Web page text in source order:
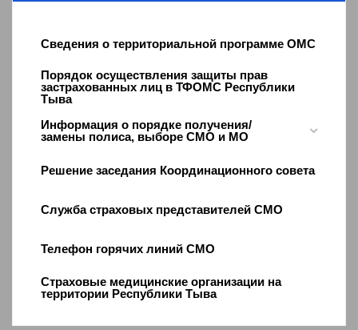
Сведения о территориальной программе ОМС
Порядок осуществления защиты прав
застрахованных лиц в ТФОМС Республики
Тыва
Информация о порядке получения/
замены полиса, выборе СМО и МО
Решение заседания Координационного совета
Служба страховых представителей СМО
Телефон горячих линий СМО
Страховые медицинские организации на
территории Республики Тыва